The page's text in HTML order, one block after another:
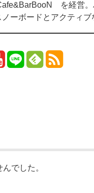
を経営。
ノーボードとアクティブ
でした。